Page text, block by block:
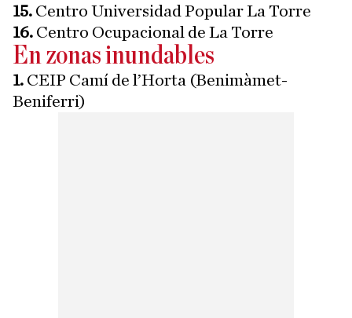
15. Centro Universidad Popular La Torre
16. Centro Ocupacional de La Torre
En zonas inundables
1. CEIP Camí de l’Horta (Benimàmet-
Beniferri)